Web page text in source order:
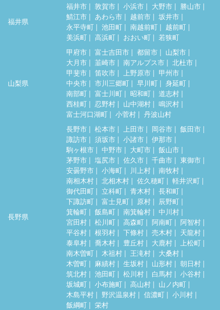
福井県
福井市 敦賀市 小浜市 大野市
勝山市
鯖江市
あわら市 越前市
坂井市
永平寺町
池田町 南越前町
越前町
美浜町
高浜町 おおい町 若狭町
山梨県
甲府市 富士吉田市 都留市
山梨市
大月市
韮崎市 南アルプス市
北杜市
甲斐市
笛吹市 上野原市
甲州市
中央市
市川三郷町 早川町
身延町
南部町
富士川町 昭和町
道志村
西桂町
忍野村 山中湖村
鳴沢村
富士河口湖町
小菅村 丹波山村
長野県
長野市 松本市 上田市 岡谷市
飯田市
諏訪市
須坂市 小諸市
伊那市
駒ヶ根市
中野市 大町市
飯山市
茅野市
塩尻市 佐久市 千曲市
東御市
安曇野市
小海町 川上村
南牧村
南相木村
北相木村 佐久穂町
軽井沢町
御代田町
立科町 青木村
長和町
下諏訪町
富士見町 原村
辰野町
箕輪町
飯島町 南箕輪村
中川村
宮田村
松川町 高森町 阿南町
阿智村
平谷村
根羽村 下條村 売木村
天龍村
泰阜村
喬木村 豊丘村 大鹿村
上松町
南木曽町
木祖村 王滝村
大桑村
木曽町
麻績村 生坂村 山形村
朝日村
筑北村
池田町 松川村 白馬村
小谷村
坂城町
小布施町 高山村
山ノ内町
木島平村
野沢温泉村 信濃町
小川村
飯綱町
栄村